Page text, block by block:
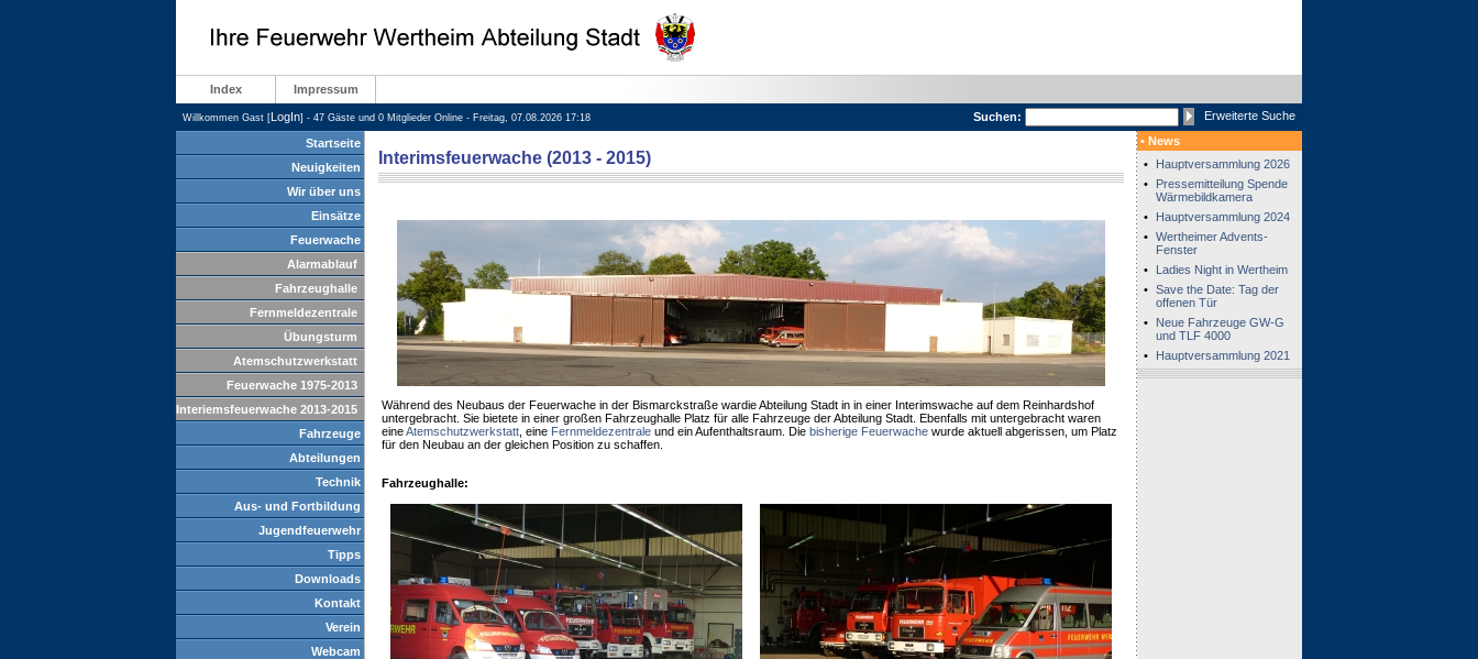
Index Impressum
Willkommen Gast [LogIn] - 47 Gäste und 0 Mitglieder Online - Freitag, 07.08.2026 17:18 Suchen: Erweiterte Suche
Startseite
Neuigkeiten
Wir über uns
Einsätze
Feuerwache
Alarmablauf
Fahrzeughalle
Fernmeldezentrale
Übungsturm
Atemschutzwerkstatt
Feuerwache 1975-2013
Interiemsfeuerwache 2013-2015
Fahrzeuge
Abteilungen
Technik
Aus- und Fortbildung
Jugendfeuerwehr
Tipps
Downloads
Kontakt
Verein
Webcam
Interimsfeuerwache (2013 - 2015)
Während des Neubaus der Feuerwache in der Bismarckstraße wardie Abteilung Stadt in in einer Interimswache auf dem Reinhardshof
untergebracht. Sie bietete in einer großen Fahrzeughalle Platz für alle Fahrzeuge der Abteilung Stadt. Ebenfalls mit untergebracht waren
eineAtemschutzwerkstatt, eine Fernmeldezentraleund ein Aufenthaltsraum. Die bisherige Feuerwachewurde aktuell abgerissen, um Platz
für den Neubau an der gleichen Position zu schaffen.
Fahrzeughalle:
• News
•
Hauptversammlung 2026
•
Pressemitteilung Spende
Wärmebildkamera
•
Hauptversammlung 2024
• Wertheimer Advents-
Fenster
•
Ladies Night in Wertheim
• Save the Date: Tag der
offenen Tür
•
Neue Fahrzeuge GW-G
und TLF 4000
•
Hauptversammlung 2021